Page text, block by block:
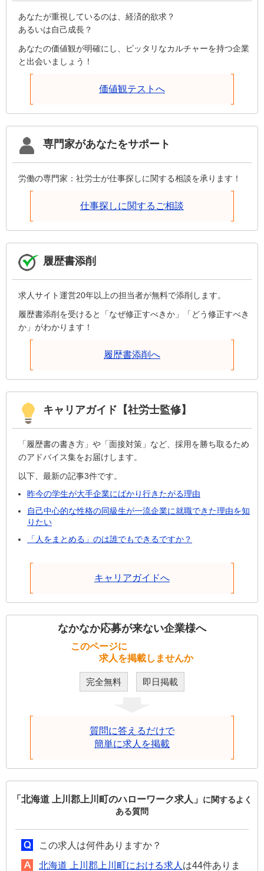
あなたが重視しているのは、経済的欲求？
あるいは自己成長？
あなたの価値観が明確にし、ピッタリなカルチャーを持つ企業
と出会いましょう！
価値観テストへ
専門家があなたをサポート
労働の専門家：社労士が仕事探しに関する相談を承ります！
仕事探しに関するご相談
履歴書添削
求人サイト運営20年以上の担当者が無料で添削します。
履歴書添削を受けると「なぜ修正すべきか」「どう修正すべき
か」がわかります！
履歴書添削へ
キャリアガイド【社労士監修】
「履歴書の書き方」や「面接対策」など、採用を勝ち取るため
のアドバイス集をお届けします。
以下、最新の記事3件です。
昨今の学生が大手企業にばかり行きたがる理由
自己中心的な性格の同級生が一流企業に就職できた理由を知
りたい
「人をまとめる」のは誰でもできるですか？
キャリアガイドへ
なかなか応募が来ない企業様へ
このページに
求人を掲載しませんか
完全無料 即日掲載
質問に答えるだけで
簡単に求人を掲載
「北海道 上川郡上川町のハローワーク求人」 に関するよく
ある質問
この求人は何件ありますか？
北海道 上川郡上川町における求人 は44件ありま